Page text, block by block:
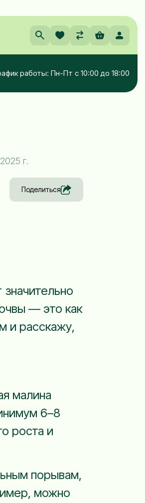
работы: Пн-Пт с 10:00 до 18:00
г.
Поделиться
— это как
и расскажу,
малина
6–8
роста и
порывам,
можно